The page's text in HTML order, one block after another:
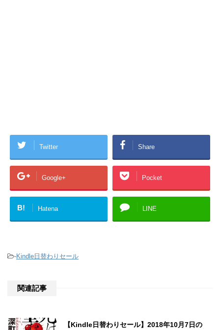
Twitter Share
Google+ Pocket
B! Hatena LINE
-Kindle日替わりセール
関連記事
【Kindle日替わりセール】2018年10月7日の